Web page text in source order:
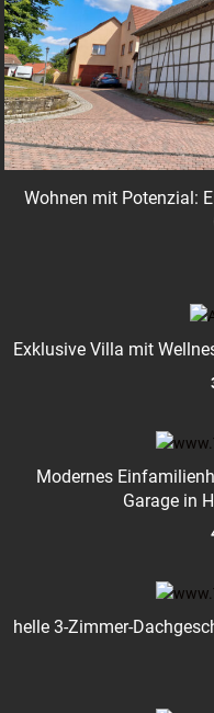
Wohnen mit Potenzial:
Exklusive Villa mit
Modernes
Garage in
helle 3-Zimmer-